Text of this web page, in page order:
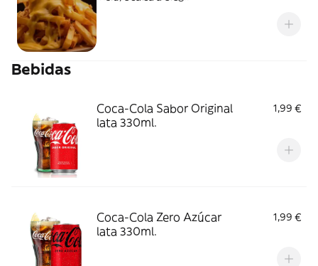
Bebidas
Coca-Cola Sabor Original
lata 330ml.
1,99 €
Coca-Cola Zero Azúcar
lata 330ml.
1,99 €